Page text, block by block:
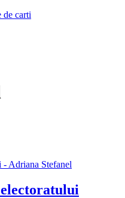
de carti